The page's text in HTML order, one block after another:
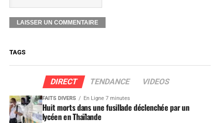
TAGS
DIRECT TENDANCE VIDEOS
FAITS DIVERS En Ligne 7 minutes
Huit morts dans une fusillade déclenchée par un
lycéen en Thaïlande